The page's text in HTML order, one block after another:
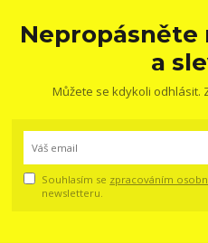
Nepropásněte
a
Můžete se kdykoli odhlásit.
Souhlasím se zpracováním
newsletteru.